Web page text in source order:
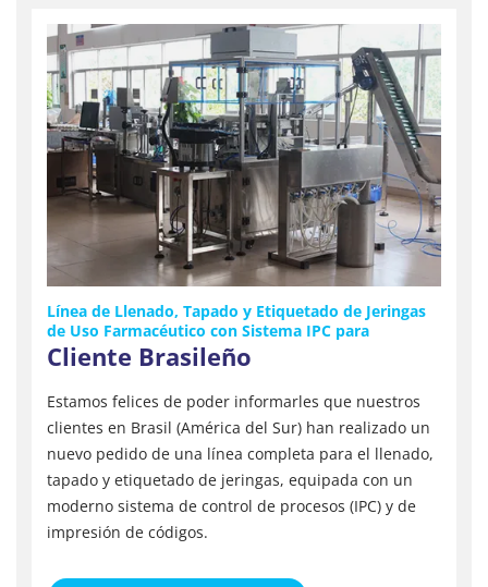
Línea de Llenado, Tapado y Etiquetado de Jeringas
de Uso Farmacéutico con Sistema IPC para
Cliente Brasileño
Estamos felices de poder informarles que nuestros
clientes en Brasil (América del Sur) han realizado un
nuevo pedido de una línea completa para el llenado,
tapado y etiquetado de jeringas, equipada con un
moderno sistema de control de procesos (IPC) y de
impresión de códigos.